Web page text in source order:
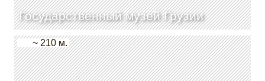
Государственный музей Грузии
~ 210 м.